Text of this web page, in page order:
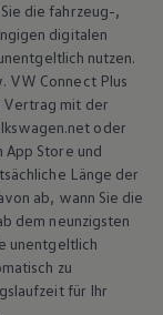
die fahrzeug-,
digitalen
nutzen.
VW Connect Plus
Vertrag mit der
oder
App Store und
Länge der
ab, wann Sie die
dem neunzigsten
unentgeltlich
zu
für Ihr